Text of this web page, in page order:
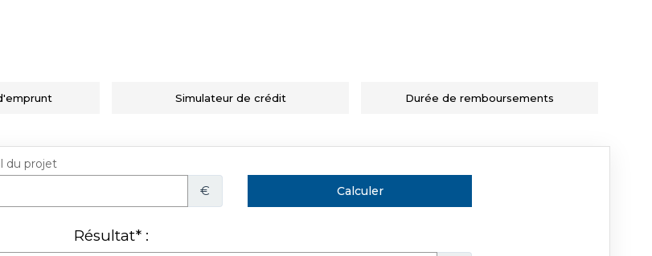
Simulateur de crédit Durée de remboursements